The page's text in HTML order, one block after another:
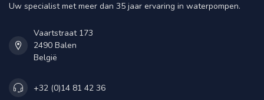
Uw specialist met meer dan 35 jaar ervaring in waterpompen.
Vaartstraat 173
2490 Balen
België
+32 (0)14 81 42 36